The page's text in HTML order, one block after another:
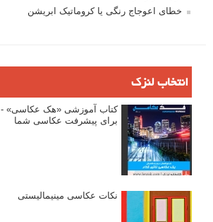
خطای اعوجاج رنگی یا کروماتیک ابریشن
انتخاب لنزک
کتاب آموزشی «هک عکاسی» -
برای پیشرفت عکاسی شما
نکات عکاسی مینیمالیستی